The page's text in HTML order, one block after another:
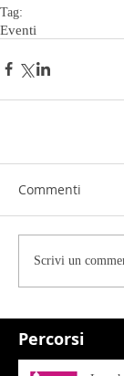
Percorsi
Tag:
Eventi
Commenti
Scrivi un